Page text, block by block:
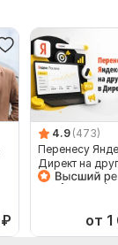
₽
4.9 (473)
Перенесу
Директ на
аккаунт в
от